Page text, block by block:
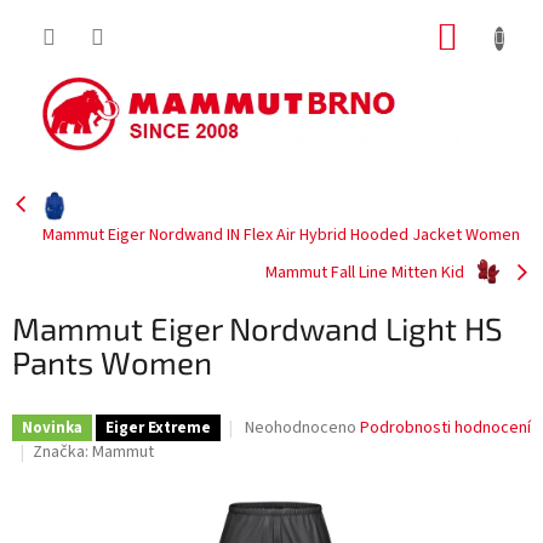
Mammut Eiger Nordwand IN Flex Air Hybrid Hooded Jacket Women
Mammut Fall Line Mitten Kid
Mammut Eiger Nordwand Light HS
Pants Women
Novinka Eiger Extreme
Průměrné
0,0
Neohodnoceno Podrobnosti hodnocení
Značka: Mammut